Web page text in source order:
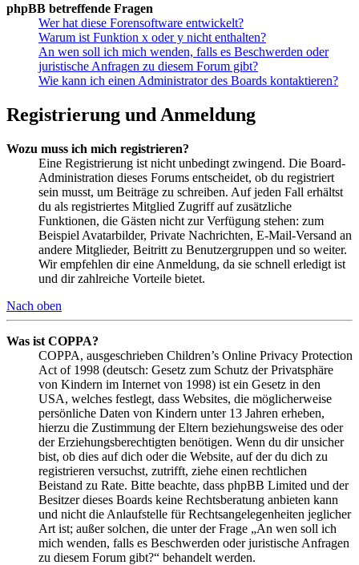
phpBB betreffende Fragen
Wer hat diese Forensoftware entwickelt?
Warum ist Funktion x oder y nicht enthalten?
An wen soll ich mich wenden, falls es Beschwerden oder
juristische Anfragen zu diesem Forum gibt?
Wie kann ich einen Administrator des Boards kontaktieren?
Registrierung und Anmeldung
Wozu muss ich mich registrieren?
Eine Registrierung ist nicht unbedingt zwingend. Die Board-
Administration dieses Forums entscheidet, ob du registriert
sein musst, um Beiträge zu schreiben. Auf jeden Fall erhältst
du als registriertes Mitglied Zugriff auf zusätzliche
Funktionen, die Gästen nicht zur Verfügung stehen: zum
Beispiel Avatarbilder, Private Nachrichten, E-Mail-Versand an
andere Mitglieder, Beitritt zu Benutzergruppen und so weiter.
Wir empfehlen dir eine Anmeldung, da sie schnell erledigt ist
und dir zahlreiche Vorteile bietet.
Nach oben
Was ist COPPA?
COPPA, ausgeschrieben Children’s Online Privacy Protection
Act of 1998 (deutsch: Gesetz zum Schutz der Privatsphäre
von Kindern im Internet von 1998) ist ein Gesetz in den
USA, welches festlegt, dass Websites, die möglicherweise
persönliche Daten von Kindern unter 13 Jahren erheben,
hierzu die Zustimmung der Eltern beziehungsweise des oder
der Erziehungsberechtigten benötigen. Wenn du dir unsicher
bist, ob dies auf dich oder die Website, auf der du dich zu
registrieren versuchst, zutrifft, ziehe einen rechtlichen
Beistand zu Rate. Bitte beachte, dass phpBB Limited und der
Besitzer dieses Boards keine Rechtsberatung anbieten kann
und nicht die Anlaufstelle für Rechtsangelegenheiten jeglicher
Art ist; außer solchen, die unter der Frage „An wen soll ich
mich wenden, falls es Beschwerden oder juristische Anfragen
zu diesem Forum gibt?“ behandelt werden.